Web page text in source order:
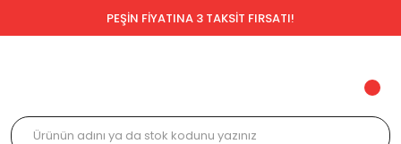
PEŞİN FİYATINA 3 TAKSİT FIRSATI!